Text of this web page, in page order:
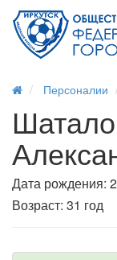
Персоналии
Дата рождения:
Возраст: 31 год